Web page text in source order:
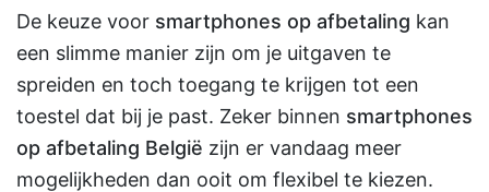
De keuze voor smartphones op afbetaling kan
een slimme manier zijn om je uitgaven te
spreiden en toch toegang te krijgen tot een
toestel dat bij je past. Zeker binnen smartphones
op afbetaling België zijn er vandaag meer
mogelijkheden dan ooit om flexibel te kiezen.